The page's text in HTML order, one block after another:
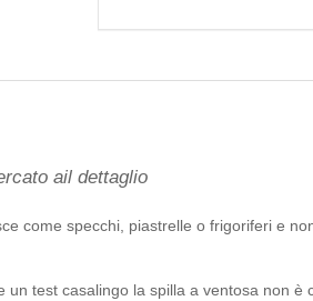
ail dettaglio
come specchi, piastrelle o frigoriferi e
test casalingo la spilla a ventosa non è